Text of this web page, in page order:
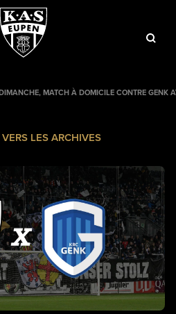
MATCH À DOMICILE CONTRE GENK
LES ARCHIVES